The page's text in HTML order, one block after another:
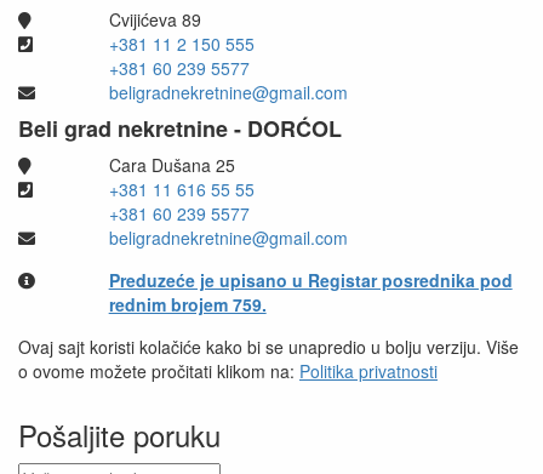
Cvijićeva 89
+381 11 2 150 555
+381 60 239 5577
beligradnekretnine@gmail.com
Beli grad nekretnine - DORĆOL
Cara Dušana 25
+381 11 616 55 55
+381 60 239 5577
beligradnekretnine@gmail.com
Preduzeće je upisano u Registar posrednika pod
rednim brojem 759.
Ovaj sajt koristi kolačiće kako bi se unapredio u bolju verziju. Više
o ovome možete pročitati klikom na: Politika privatnosti
Pošaljite poruku